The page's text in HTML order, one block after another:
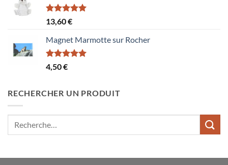
Note5.00
sur 5
13,60€
Magnet Marmotte sur Rocher
Note5.00
sur 5
4,50€
RECHERCHER UN PRODUIT